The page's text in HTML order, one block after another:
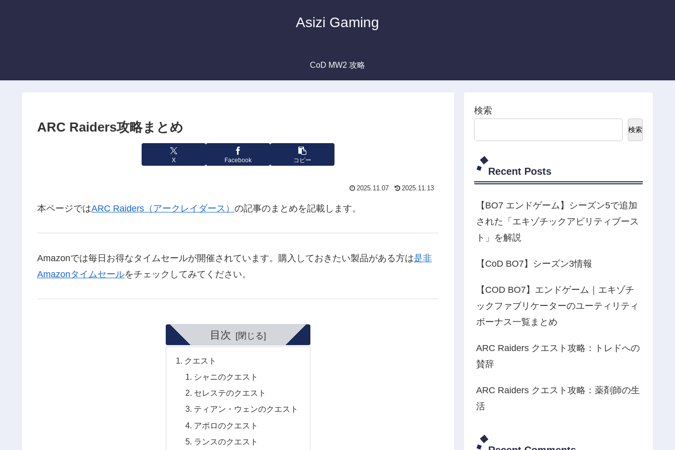
Asizi Gaming
CoD MW2 攻略
ARC Raiders攻略まとめ
X Facebook コピー
2025.11.07 2025.11.13
本ページではARC Raiders（アークレイダース） の記事のまとめを記載します。
Amazonでは毎日お得なタイムセールが開催されています。購入しておきたい製品がある方は是非
Amazonタイムセールをチェックしてみてください。
目次
クエスト
シャニのクエスト
セレステのクエスト
ティアン・ウェンのクエスト
アポロのクエスト
ランスのクエスト
検索
検索
Recent Posts
【BO7 エンドゲーム】シーズン5で追加
された「エキゾチックアビリティブース
ト」を解説
【CoD BO7】シーズン3情報
【COD BO7】エンドゲーム｜エキゾチ
ックファブリケーターのユーティリティ
ボーナス一覧まとめ
ARC Raiders クエスト攻略：トレドへの
賛辞
ARC Raiders クエスト攻略：薬剤師の生
活